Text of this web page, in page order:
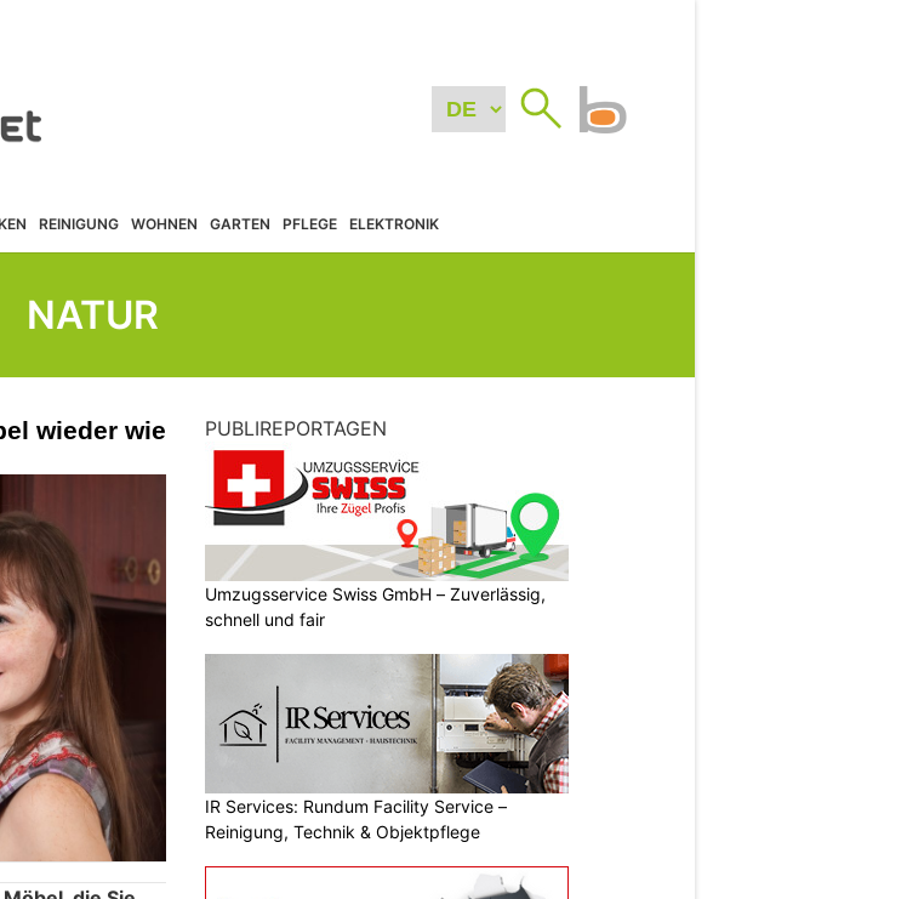
REINIGUNG WOHNEN GARTEN PFLEGE ELEKTRONIK
NATUR
wieder wie
PUBLIREPORTAGEN
Umzugsservice Swiss GmbH – Zuverlässig,
schnell und fair
IR Services: Rundum Facility Service –
Reinigung, Technik & Objektpflege